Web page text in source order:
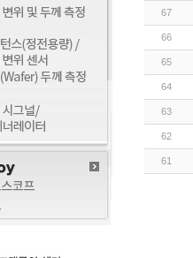
67
66
65
64
63
62
61